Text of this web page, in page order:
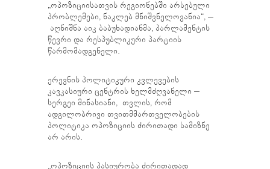
„ოპოზიციისათვის რეგიონებში არსებული
პრობლემები, ნაკლებ მნიშვნელოვანია“, –
აღნიშნა აიკ ბაბუხადიანმა, პარლამენტის
წევრი და რესპუბლიკური პარტიის
წარმომადგენელი.
ერევნის პოლიტიკური კვლევების
კავკასიური ცენტრის ხელმძღვანელი –
სერგეი მინასიანი, თვლის, რომ
ადგილობრივი თვითმმართველობების
პოლიტიკა ოპოზიციის ძირითადი სამიზნე
არ არის.
„ოპოზიციის პასიურობა ძირითადად